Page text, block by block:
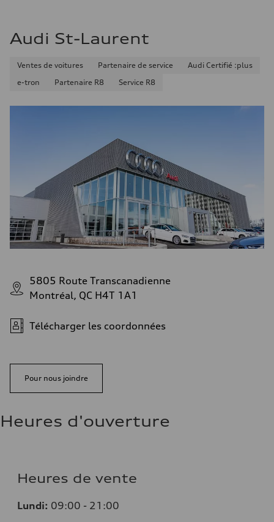
Audi St-Laurent
Ventes de voitures Partenaire de service
Audi Certifié :plus
e-tron
Partenaire R8 Service R8
5805 Route Transcanadienne
Montréal, QC H4T 1A1
Télécharger les coordonnées
Pour nous joindre
Heures d'ouverture
Heures de vente
Lundi: 09:00 - 21:00